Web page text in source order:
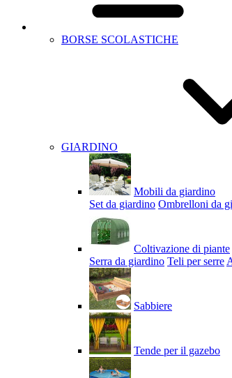
BORSE SCOLASTICHE
GIARDINO
Mobili da giardino
Set da giardino Ombrelloni da
Coltivazione di piante
Serra da giardino Teli per serre
Sabbiere
Tende per il gazebo